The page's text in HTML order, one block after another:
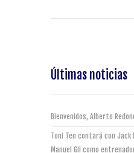
Últimas noticias
Bienvenidos, Alberto
Toni Ten contará con Jack
Manuel Gil como